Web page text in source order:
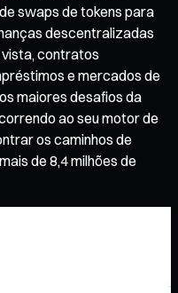
swaps de tokens para
descentralizadas
contratos
e mercados de
maiores desafios da
ao seu motor de
os caminhos de
de 8,4 milhões de